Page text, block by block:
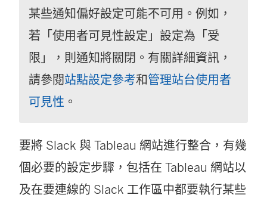
某些通知偏好設定可能不可用。例如，
若「使用者可見性設定」設定為「受
限」，則通知將關閉。有關詳細資訊，
請參閱站點設定參考和管理站台使用者
可見性 。
要將 Slack 與 Tableau 網站進行整合，有幾
個必要的設定步驟，包括在 Tableau 網站以
及在要連線的 Slack 工作區中都要執行某些